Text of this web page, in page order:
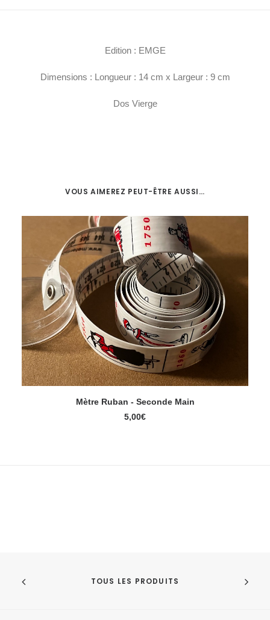
Edition : EMGE
Dimensions : Longueur : 14 cm x Largeur : 9 cm
Dos Vierge
VOUS AIMEREZ PEUT-ÊTRE AUSSI…
Mètre Ruban - Seconde Main
5,00€
TOUS LES PRODUITS